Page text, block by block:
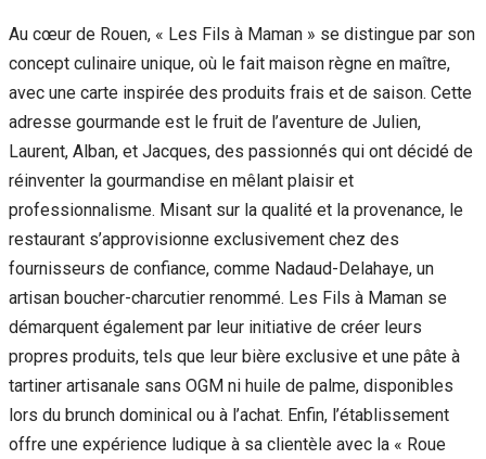
Au cœur de Rouen, « Les Fils à Maman » se distingue par son
concept culinaire unique, où le fait maison règne en maître,
avec une carte inspirée des produits frais et de saison. Cette
adresse gourmande est le fruit de l’aventure de Julien,
Laurent, Alban, et Jacques, des passionnés qui ont décidé de
réinventer la gourmandise en mêlant plaisir et
professionnalisme. Misant sur la qualité et la provenance, le
restaurant s’approvisionne exclusivement chez des
fournisseurs de confiance, comme Nadaud-Delahaye, un
artisan boucher-charcutier renommé. Les Fils à Maman se
démarquent également par leur initiative de créer leurs
propres produits, tels que leur bière exclusive et une pâte à
tartiner artisanale sans OGM ni huile de palme, disponibles
lors du brunch dominical ou à l’achat. Enfin, l’établissement
offre une expérience ludique à sa clientèle avec la « Roue